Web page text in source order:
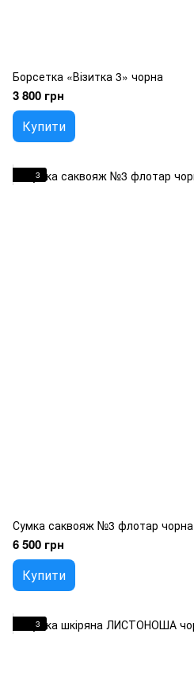
Борсетка «Візитка 3» чорна
3 800 грн
Купити
3
Сумка саквояж №3 флотар чорна
6 500 грн
Купити
3